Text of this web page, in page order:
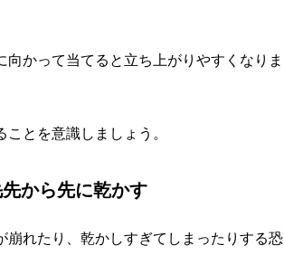
かって当てると立ち上がりやすくなりま
とを意識しましょう。
から先に乾かす
れたり、乾かしすぎてしまったりする恐